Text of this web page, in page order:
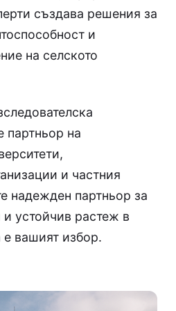
създава решения за
и
на селското
партньор на
и частния
надежден партньор за
и устойчив растеж в
е вашият избор.